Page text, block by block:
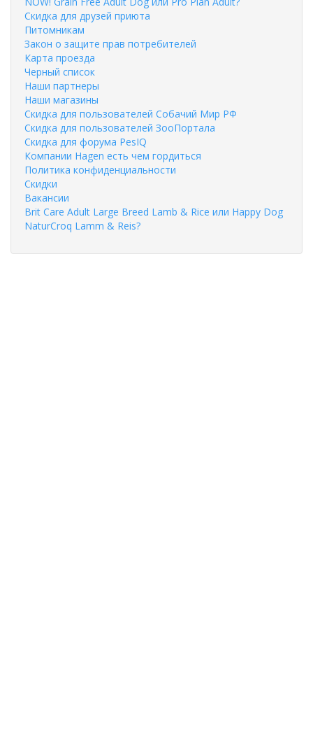
Скидка для друзей приюта
Питомникам
Закон о защите прав потребителей
Карта проезда
Черный список
Наши партнеры
Наши магазины
Скидка для пользователей Собачий Мир РФ
Скидка для пользователей ЗооПортала
Скидка для форума PesIQ
Компании Hagen есть чем гордиться
Политика конфиденциальности
Скидки
Вакансии
Brit Care Adult Large Breed Lamb & Rice или Happy Dog
NaturCroq Lamm & Reis?